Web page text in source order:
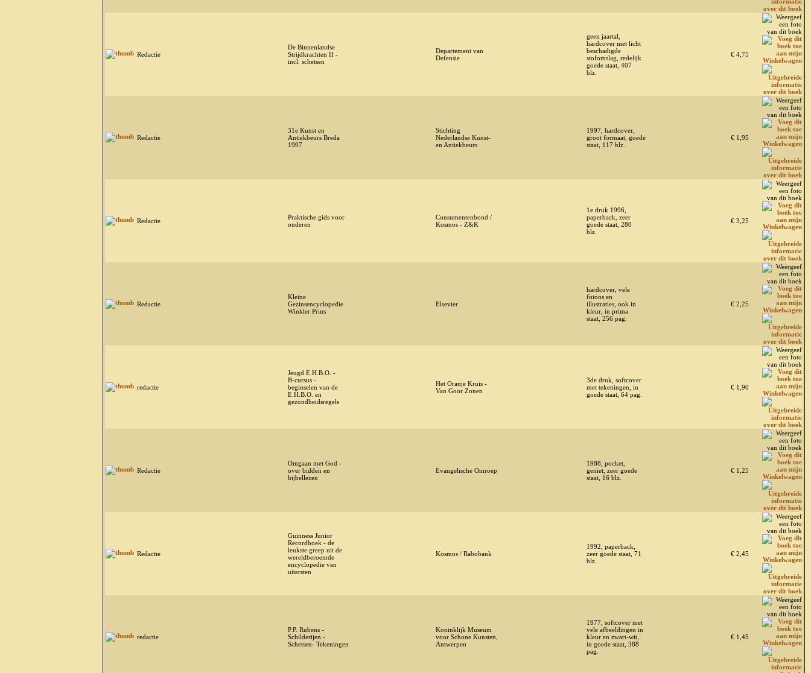
Redactie
De Binnenlandse
Strijdkrachten II -
incl. schetsen
Departement van
Defensie
geen jaartal,
hardcover met licht
beschadigde
stofomslag, redelijk
goede staat, 407
blz.
€ 4,75
Redactie
31e Kunst en
Antiekbeurs Breda
1997
Stichting
Nederlandse Kunst-
en Antiekbeurs
1997, hardcover,
groot formaat, goede
staat, 117 blz.
€ 1,95
Redactie
Praktische gids voor
ouderen
Consumentenbond /
Kosmos - Z&K
1e druk 1996,
paperback, zeer
goede staat, 280
blz.
€ 3,25
Redactie
Kleine
Gezinsencyclopedie
Winkler Prins
Elsevier
hardcover, vele
fotoos en
illustraties, ook in
kleur, in prima
staat, 256 pag.
€ 2,25
redactie
Jeugd E.H.B.O. -
B-cursus -
beginselen van de
E.H.B.O. en
gezondheidsregels
Het Oranje Kruis -
Van Goor Zonen
3de druk, softcover
met tekeningen, in
goede staat, 64 pag.
€ 1,90
Redactie
Omgaan met God -
over bidden en
bijbellezen
Evangelische Omroep
1988, pocket,
geniet, zeer goede
staat, 16 blz.
€ 1,25
Redactie
Guinness Junior
Recordboek - de
leukste greep uit de
wereldberoemde
encyclopedie van
uitersten
Kosmos / Rabobank
1992, paperback,
zeer goede staat, 71
blz.
€ 2,45
redactie
P.P. Rubens -
Schilderijen -
Schetsen- Tekeningen
Koninklijk Museum
voor Schone Kunsten,
Antwerpen
1977, softcover met
vele afbeeldingen in
kleur en zwart-wit,
in goede staat, 388
pag.
€ 1,45